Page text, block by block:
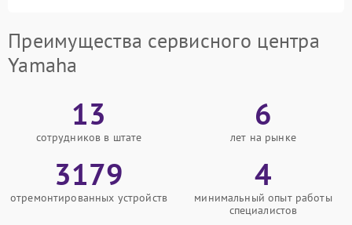
Преимущества сервисного центра
Yamaha
13
сотрудников в штате
6
лет на рынке
3179
отремонтированных устройств
4
минимальный опыт работы
специалистов